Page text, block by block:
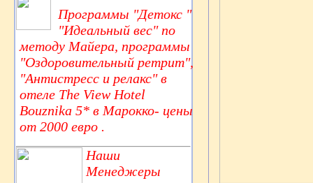
Программы "Детокс "
"Идеальный вес" по
методу Майера, программы
"Оздоровительный ретрит",
"Антистресс и релакс" в
отеле The View Hotel
Bouznika 5* в Марокко- цены
от 2000 евро .
Наши
Менеджеры